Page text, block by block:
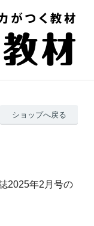
ショップへ戻る
2025年2月号の